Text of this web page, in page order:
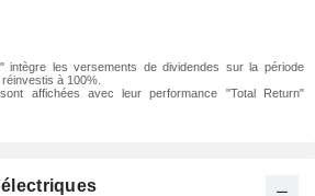
intègre les versements de dividendes sur la période
à 100%.
affichées avec leur performance "Total Return"